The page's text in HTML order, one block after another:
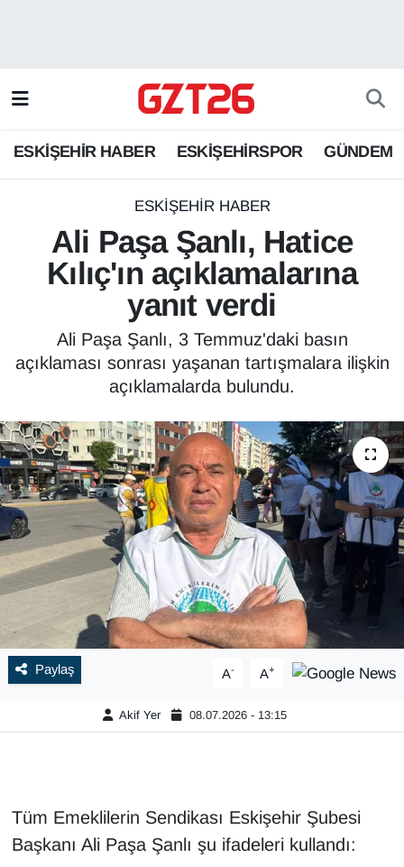
ESKİŞEHİR HABER ESKİŞEHİRSPOR GÜNDEM
ESKİŞEHİR HABER
Ali Paşa Şanlı, Hatice
Kılıç'ın açıklamalarına
yanıt verdi
Ali Paşa Şanlı, 3 Temmuz'daki basın
açıklaması sonrası yaşanan tartışmalara ilişkin
açıklamalarda bulundu.
Paylaş A- A+
Akif Yer 08.07.2026 - 13:15
Tüm Emeklilerin Sendikası Eskişehir Şubesi
Başkanı Ali Paşa Şanlı şu ifadeleri kullandı:
ESKİŞEHİRSPOR
GÜNDEM
Odunpazarı Trafik Yoğunluk Haritası
Süper Lig Puan Durumu ve Fikstür
Tüm Manşetler
Son Dakika Haberleri
Haber Arşivi